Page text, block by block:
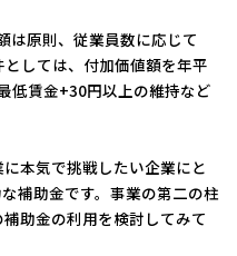
は原則、従業員数に応じて
しては、付加価値額を年平
低賃金+30円以上の維持など
本気で挑戦したい企業にと
補助金です。事業の第二の柱
助金の利用を検討してみて